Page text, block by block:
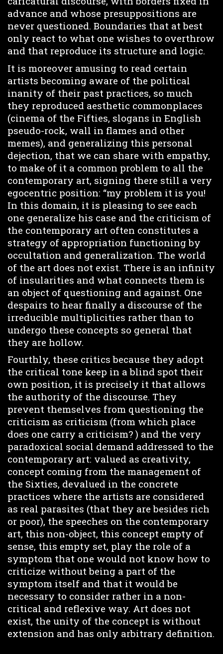
advance and whose presuppositions are
never questioned. Boundaries that at best
only react to what one wishes to overthrow
and that reproduce its structure and logic.
It is moreover amusing to read certain
artists becoming aware of the political
inanity of their past practices, so much
they reproduced aesthetic commonplaces
(cinema of the Fifties, slogans in English
pseudo-rock, wall in flames and other
memes), and generalizing this personal
dejection, that we can share with empathy,
to make of it a common problem to all the
contemporary art, signing there still a very
egocentric position: “my problem it is you!
In this domain, it is pleasing to see each
one generalize his case and the criticism of
the contemporary art often constitutes a
strategy of appropriation functioning by
occultation and generalization. The world
of the art does not exist. There is an infinity
of insularities and what connects them is
an object of questioning and against. One
despairs to hear finally a discourse of the
irreducible multiplicities rather than to
undergo these concepts so general that
they are hollow.
Fourthly, these critics because they adopt
the critical tone keep in a blind spot their
own position, it is precisely it that allows
the authority of the discourse. They
prevent themselves from questioning the
criticism as criticism (from which place
does one carry a criticism? ) and the very
paradoxical social demand addressed to the
contemporary art: valued as creativity,
concept coming from the management of
the Sixties, devalued in the concrete
practices where the artists are considered
as real parasites (that they are besides rich
or poor), the speeches on the contemporary
art, this non-object, this concept empty of
sense, this empty set, play the role of a
symptom that one would not know how to
criticize without being a part of the
symptom itself and that it would be
necessary to consider rather in a non-
critical and reflexive way. Art does not
exist, the unity of the concept is without
extension and has only arbitrary definition.